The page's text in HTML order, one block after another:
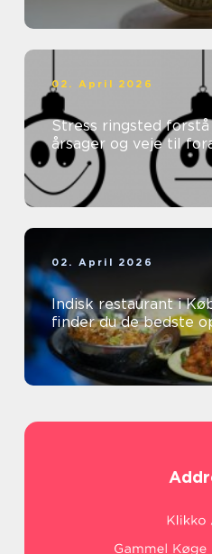
02. April 2026
Stress ringsted forstå symptomer,
årsager og veje til
02. April 2026
Indisk restaurant i
finder du de bedste